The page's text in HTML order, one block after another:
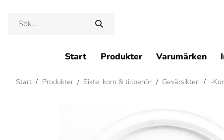
Start Produkter Varumärken
Start / Produkter / Sikte, korn & tillbehör / Gevärsikten / -